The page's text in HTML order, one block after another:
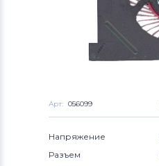
Арт: 056099
Напряжение
Разъем